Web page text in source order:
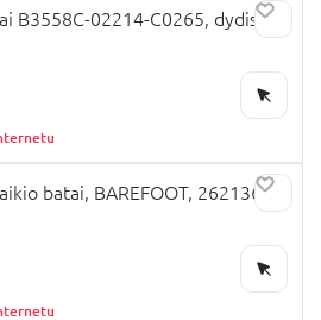
B3558C-02214-C0265, dydis
batai, BAREFOOT, 262136-